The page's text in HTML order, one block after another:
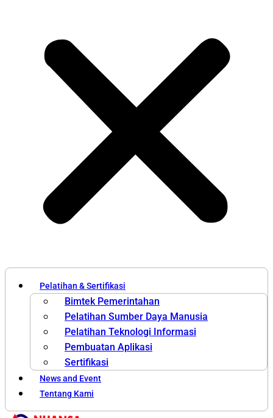
Pelatihan & Sertifikasi
Bimtek Pemerintahan
Pelatihan Sumber Daya Manusia
Pelatihan Teknologi Informasi
Pembuatan Aplikasi
Sertifikasi
News and Event
Tentang Kami